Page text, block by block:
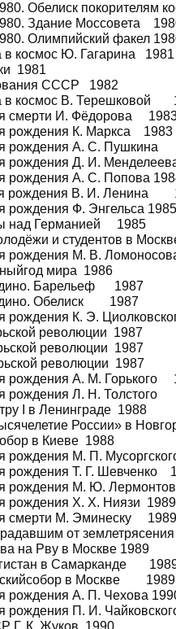
Обелиск покорителям
Здание Моссовета
Олимпийский факел
космос Ю. Гагарина 1981
1981
СССР 1982
в космос В. Терешковой
смерти И. Фёдорова
рождения К. Маркса 1983
рождения А. С. Пушкина
рождения Д. И.
рождения А. С. Попова
рождения В. И. Ленина
рождения Ф. Энгельса 1985
над Германией 1985
и студентов в
рождения М. В.
мира 1986
Барельеф 1987
Обелиск 1987
рождения К. Э.
революции 1987
революции 1987
революции 1987
рождения А. М. Горького
рождения Л. Н. Толстого
I в Ленинграде 1988
России» в
в Киеве 1988
рождения М. П.
рождения Т. Г. Шевченко
рождения М. Ю.
рождения Х. Х. Ниязи 1989
смерти М. Эминеску 1989
от
на Рву в Москве 1989
в Самарканде
в Москве 1989
рождения А. П. Чехова
рождения П. И.
К. Жуков 1990